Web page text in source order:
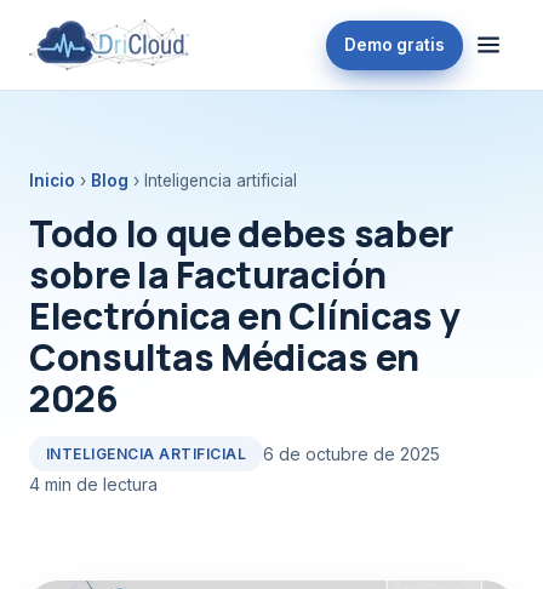
Demo gratis
Inicio › Blog › Inteligencia artificial
Todo lo que debes saber
sobre la Facturación
Electrónica en Clínicas y
Consultas Médicas en
2026
INTELIGENCIA ARTIFICIAL
6 de octubre de 2025
4 min de lectura